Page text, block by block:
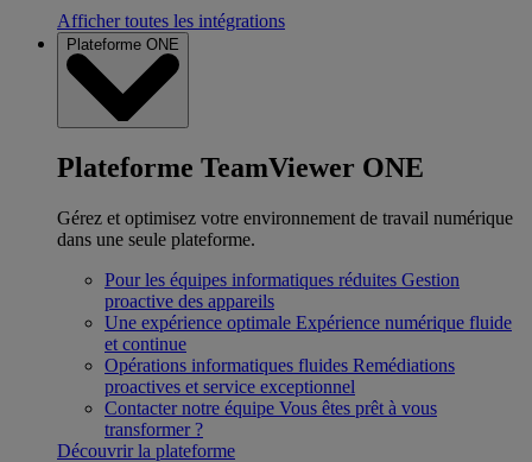
Afficher toutes les intégrations
Plateforme ONE
Plateforme TeamViewer ONE
Gérez et optimisez votre environnement de travail numérique
dans une seule plateforme.
Pour les équipes informatiques réduites Gestion
proactive des appareils
Une expérience optimale Expérience numérique fluide
et continue
Opérations informatiques fluides Remédiations
proactives et service exceptionnel
Contacter notre équipe Vous êtes prêt à vous
transformer ?
Découvrir la plateforme